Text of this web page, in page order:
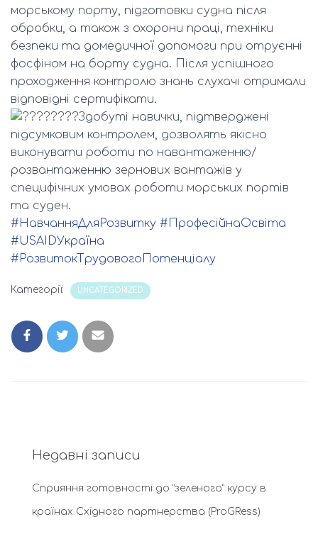
морському порту, підготовки судна після
обробки, а також з охорони праці, техніки
безпеки та домедичної допомоги при отруєнні
фосфіном на борту судна. Після успішного
проходження контролю знань слухачі отримали
відповідні сертифікати.
Здобуті навички, підтверджені
підсумковим контролем, дозволять якісно
виконувати роботи по навантаженню/
розвантаженню зернових вантажів у
специфічних умовах роботи морських портів
та суден.
#НавчанняДляРозвитку #ПрофесійнаОсвіта
#USAIDУкраїна
#РозвитокТрудовогоПотенціалу
Категорії: UNCATEGORIZED
Недавні записи
Сприяння готовності до “зеленого” курсу в
країнах Східного партнерства (ProGRess)